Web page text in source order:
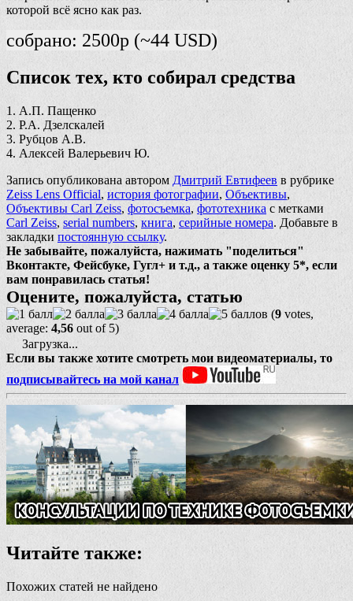
которой всё ясно как раз.
собрано: 2500р (~44 USD)
Список тех, кто собирал средства
1. А.П. Пащенко
2. Р.А. Дзелскалей
3. Рубцов А.В.
4. Алексей Валерьевич Ю.
Запись опубликована автором Дмитрий Евтифеев в рубрике
Zeiss Lens Official, история фотографии, Объективы,
Объективы Carl Zeiss, фотосъемка, фототехника с метками
Carl Zeiss, serial numbers, книга, серийные номера. Добавьте в
закладки постоянную ссылку.
Не забывайте, пожалуйста, нажимать "поделиться"
Вконтакте, Фейсбуке, Гугл+ и т.д., а также оценку 5*, если
вам понравилась статья!
Оцените, пожалуйста, статью
(9 votes,
average: 4,56 out of 5)
Загрузка...
Если вы также хотите смотреть мои видеоматериалы, то
подписывайтесь на мой канал
Читайте также:
Похожих статей не найдено